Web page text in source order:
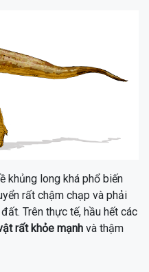
khủng long khá phổ biến
rất chậm chạp và phải
Trên thực tế, hầu hết các
rất khỏe mạnh và thậm